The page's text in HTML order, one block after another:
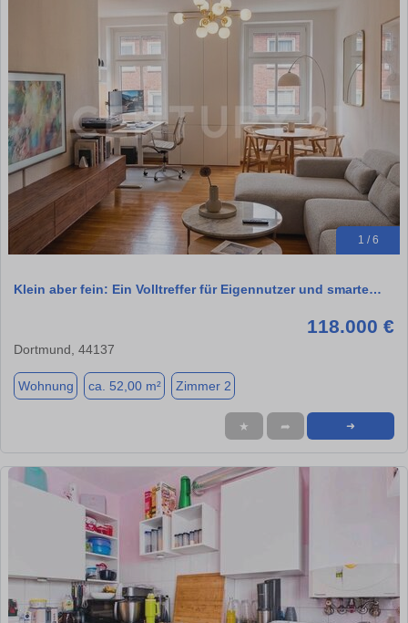
1 / 6
Klein aber fein: Ein Volltreffer für Eigennutzer und smarte…
118.000 €
Dortmund, 44137
Wohnung ca. 52,00 m² Zimmer 2
★ ➦ ➜